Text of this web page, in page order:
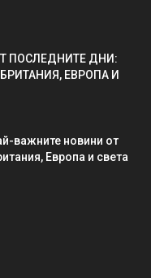
ПОСЛЕДНИТЕ ДНИ:
ЕВРОПА И
важните новини от
Европа и света